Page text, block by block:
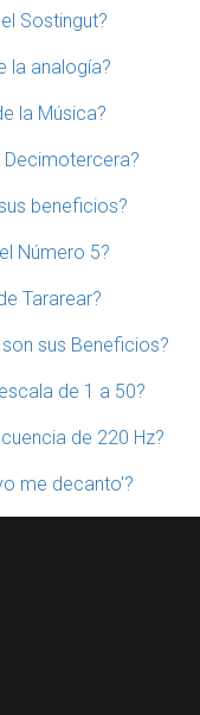
Sostingut?
la analogía?
la Música?
Decimotercera?
beneficios?
Número 5?
Tararear?
sus Beneficios?
de 1 a 50?
de 220 Hz?
me decanto'?